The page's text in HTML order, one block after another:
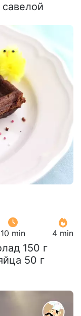
савелой
10 min 4 min
150 г
50 г